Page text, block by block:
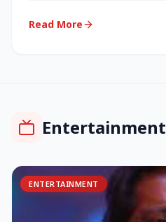
Read More
Entertainment
ENTERTAINMENT